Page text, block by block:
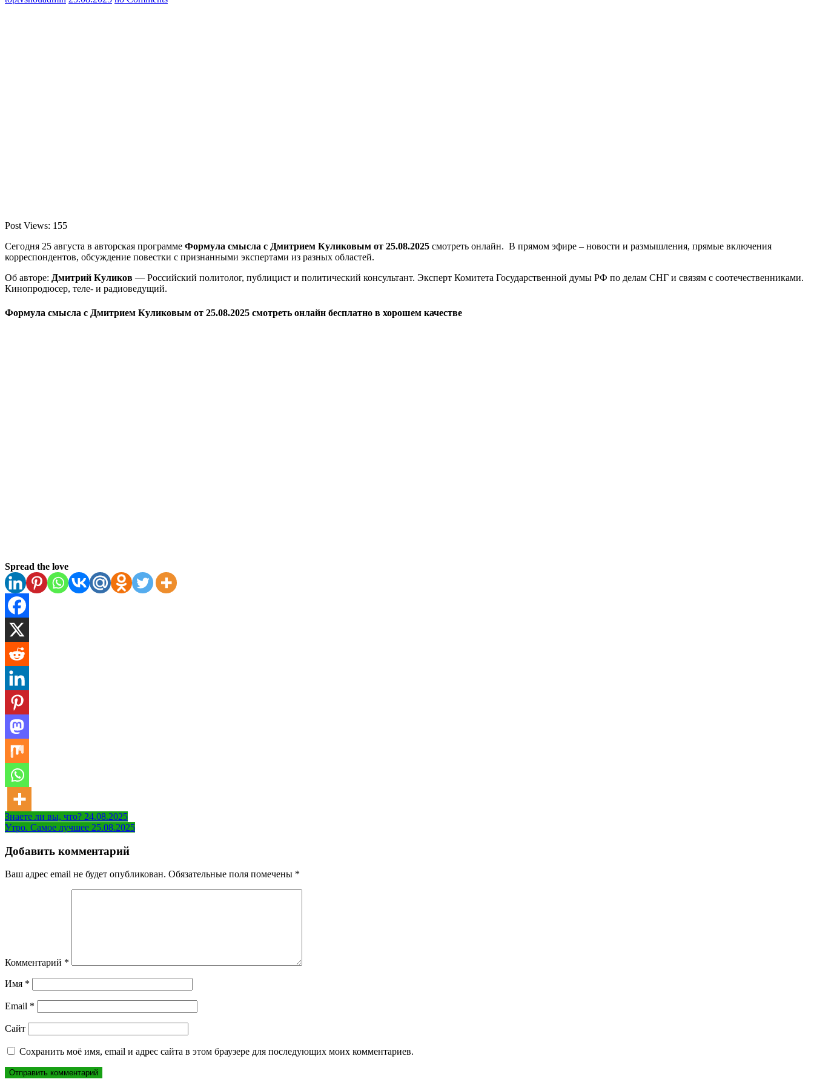
Post Views: 155
Сегодня 25 августа в авторская программе Формула смысла с Дмитрием Куликовым от 25.08.2025 смотреть онлайн. В прямом эфире – новости и размышления, прямые включения
корреспондентов, обсуждение повестки с признанными экспертами из разных областей.
Об авторе: Дмитрий Куликов — Российский политолог, публицист и политический консультант. Эксперт Комитета Государственной думы РФ по делам СНГ и связям с соотечественниками.
Кинопродюсер, теле- и радиоведущий.
Формула смысла с Дмитрием Куликовым от 25.08.2025 смотреть онлайн бесплатно в хорошем качестве
Spread the love
Навигация
по
записям
Знаете ли вы, что? 24.08.2025
Утро. Самое лучшее 25.08.2025
Добавить комментарий
Ваш адрес email не будет опубликован. Обязательные поля помечены *
Комментарий *
Имя *
Email *
Сайт
Сохранить моё имя, email и адрес сайта в этом браузере для последующих моих комментариев.